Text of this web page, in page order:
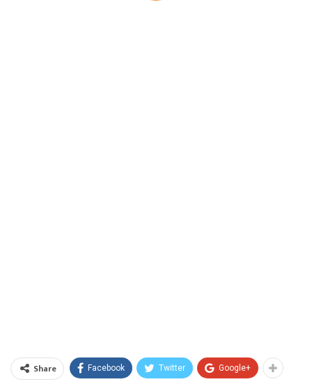
Share Facebook Twitter Google+